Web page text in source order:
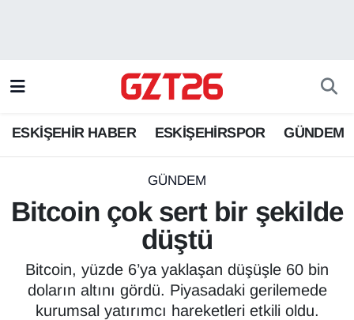
ESKİŞEHİR HABER ESKİŞEHİRSPOR GÜNDEM
GÜNDEM
Bitcoin çok sert bir şekilde
düştü
Bitcoin, yüzde 6’ya yaklaşan düşüşle 60 bin
doların altını gördü. Piyasadaki gerilemede
kurumsal yatırımcı hareketleri etkili oldu.
ESKİŞEHİRSPOR
GÜNDEM
Odunpazarı Trafik Yoğunluk Haritası
Süper Lig Puan Durumu ve Fikstür
Son Dakika Haberleri
Haber Arşivi